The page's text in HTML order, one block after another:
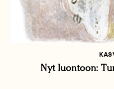
Nyt luontoon: